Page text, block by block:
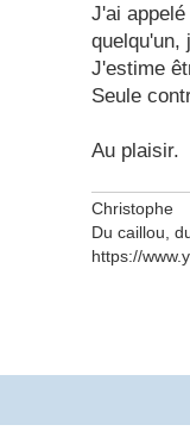
J'ai
quelqu'un,
J'estime
Seule
Au plaisir.
Christophe
Du caillou,
https://